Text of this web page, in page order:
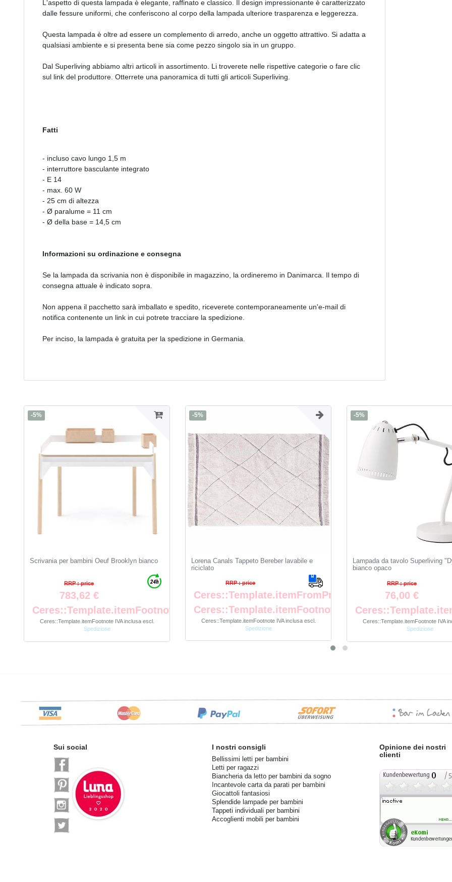
L'aspetto di questa lampada è elegante, raffinato e classico. Il design impressionante è caratterizzato
dalle fessure uniformi, che conferiscono al corpo della lampada ulteriore trasparenza e leggerezza.
Questa lampada è oltre ad essere un complemento di arredo, anche un oggetto attrattivo. Si adatta a
qualsiasi ambiente e si presenta bene sia come pezzo singolo sia in un gruppo.
Dal Superliving abbiamo altri articoli in assortimento. Li troverete nelle rispettive categorie o fare clic
sul link del produttore. Otterrete una panoramica di tutti gli articoli Superliving.
Fatti
- incluso cavo lungo 1,5 m
- interruttore basculante integrato
- E 14
- max. 60 W
- 25 cm di altezza
- Ø paralume = 11 cm
- Ø della base = 14,5 cm
Informazioni su ordinazione e consegna
Se la lampada da scrivania non è disponibile in magazzino, la ordineremo in Danimarca. Il tempo di
consegna attuale è indicato sopra.
Non appena il pacchetto sarà imballato e spedito, riceverete contemporaneamente un'e-mail di
notifica contenente un link in cui potrete tracciare la spedizione.
Per inciso, la lampada è gratuita per la spedizione in Germania.
-5%
Scrivania per bambini Oeuf Brooklyn bianco
RRP : price
783,62 €
Ceres::Template.itemFootnote
Ceres::Template.itemFootnote IVA inclusaescl.
Spedizione
-5%
Lorena Canals Tappeto Bereber lavabile e
riciclato
RRP : price
Ceres::Template.itemFromPrice
Ceres::Template.itemFootnote
Ceres::Template.itemFootnote IVA inclusaescl.
Spedizione
-5%
Lampada da tavolo Superliving
bianco opaco
RRP : price
76,00 €
Ceres::Template.itemFootnote IVA
Spedizione
Sui social I nostri consigli
Bellissimi letti per bambini
Letti per ragazzi
Biancheria da letto per bambini da sogno
Incantevole carta da parati per bambini
Giocattoli fantasiosi
Splendide lampade per bambini
Tappeti individuali per bambini
Accoglienti mobili per bambini
Opinione dei nostri
clienti